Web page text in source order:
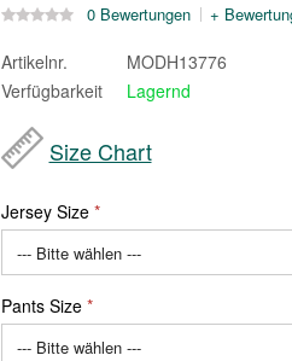
0 Bewertungen +
Artikelnr.
MODH13776
Verfügbarkeit
Lagernd
Size Chart
Jersey Size
Pants Size